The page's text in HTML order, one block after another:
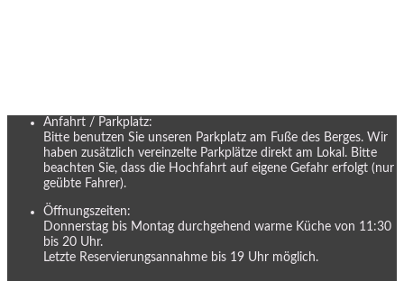
Anfahrt / Parkplatz:
Bitte benutzen Sie unseren Parkplatz am Fuße des Berges. Wir
haben zusätzlich vereinzelte Parkplätze direkt am Lokal. Bitte
beachten Sie, dass die Hochfahrt auf eigene Gefahr erfolgt (nur
geübte Fahrer).
Öffnungszeiten:
Donnerstag bis Montag durchgehend warme Küche von 11:30
bis 20 Uhr.
Letzte Reservierungsannahme bis 19 Uhr möglich.